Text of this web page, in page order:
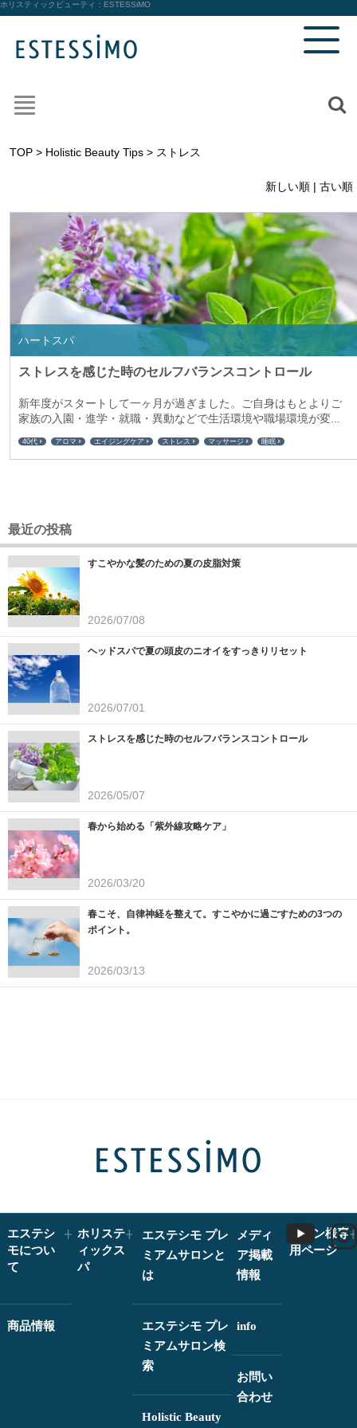
ホリスティックビューティ： ESTESSiMO
TOP > Holistic Beauty Tips > ストレス
新しい順 | 古い順
ハートスパ
ストレスを感じた時のセルフバランスコントロール
新年度がスタートして一ヶ月が過ぎました。ご自身はもとよりご
家族の入園・進学・就職・異動などで生活環境や職場環境が変...
40代 アロマ エイジングケア ストレス マッサージ 睡眠
最近の投稿
すこやかな髪のための夏の皮脂対策
2026/07/08
ヘッドスパで夏の頭皮のニオイをすっきりリセット
2026/07/01
ストレスを感じた時のセルフバランスコントロール
2026/05/07
春から始める「紫外線攻略ケア」
2026/03/20
春こそ、自律神経を整えて。すこやかに過ごすための3つの
ポイント。
2026/03/13
エステシ
モについ
て
商品情報
ホリステ
ィックス
パ
エステシモ プレ
ミアムサロンと
は
エステシモ プレ
ミアムサロン検
索
Holistic Beauty
メディ
ア掲載
情報
info
お問い
合わせ
サロン様専
用ページ